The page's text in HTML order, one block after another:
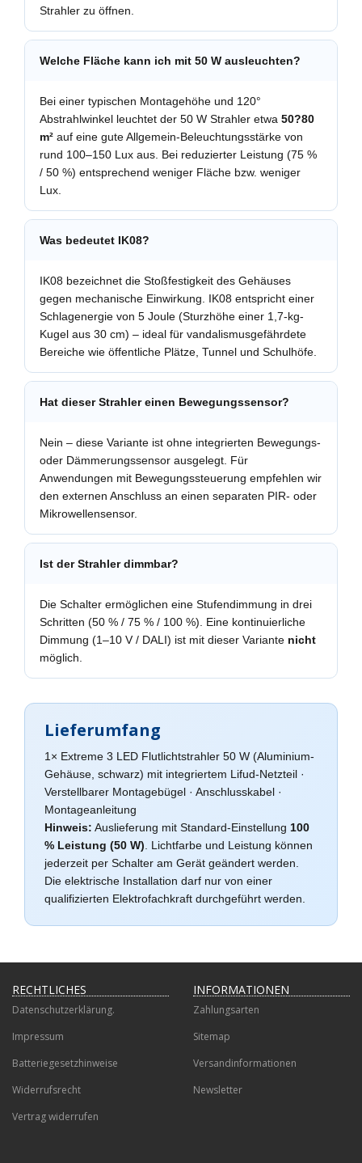
Strahler zu öffnen.
Welche Fläche kann ich mit 50 W ausleuchten?
Bei einer typischen Montagehöhe und 120°
Abstrahlwinkel leuchtet der 50 W Strahler etwa 50?80
m² auf eine gute Allgemein-Beleuchtungsstärke von
rund 100–150 Lux aus. Bei reduzierter Leistung (75 %
/ 50 %) entsprechend weniger Fläche bzw. weniger
Lux.
Was bedeutet IK08?
IK08 bezeichnet die Stoßfestigkeit des Gehäuses
gegen mechanische Einwirkung. IK08 entspricht einer
Schlagenergie von 5 Joule (Sturzhöhe einer 1,7-kg-
Kugel aus 30 cm) – ideal für vandalismusgefährdete
Bereiche wie öffentliche Plätze, Tunnel und Schulhöfe.
Hat dieser Strahler einen Bewegungssensor?
Nein – diese Variante ist ohne integrierten Bewegungs-
oder Dämmerungssensor ausgelegt. Für
Anwendungen mit Bewegungssteuerung empfehlen wir
den externen Anschluss an einen separaten PIR- oder
Mikrowellensensor.
Ist der Strahler dimmbar?
Die Schalter ermöglichen eine Stufendimmung in drei
Schritten (50 % / 75 % / 100 %). Eine kontinuierliche
Dimmung (1–10 V / DALI) ist mit dieser Variante nicht
möglich.
Lieferumfang
1× Extreme 3 LED Flutlichtstrahler 50 W (Aluminium-
Gehäuse, schwarz) mit integriertem Lifud-Netzteil ·
Verstellbarer Montagebügel · Anschlusskabel ·
Montageanleitung
Hinweis: Auslieferung mit Standard-Einstellung 100
% Leistung (50 W) . Lichtfarbe und Leistung können
jederzeit per Schalter am Gerät geändert werden.
Die elektrische Installation darf nur von einer
qualifizierten Elektrofachkraft durchgeführt werden.
RECHTLICHES
Datenschutzerklärung.
Impressum
Batteriegesetzhinweise
Widerrufsrecht
Vertrag widerrufen
INFORMATIONEN
Zahlungsarten
Sitemap
Versandinformationen
Newsletter